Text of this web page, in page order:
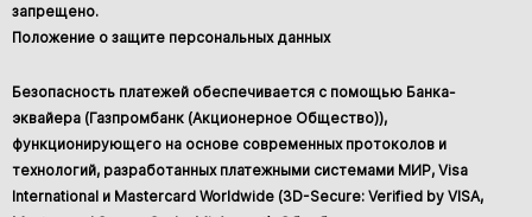
запрещено.
Положение о защите персональных данных
Безопасность платежей обеспечивается с помощью Банка-
эквайера (Газпромбанк (Акционерное Общество)),
функционирующего на основе современных протоколов и
технологий, разработанных платежными системами МИР, Visa
International и Mastercard Worldwide (3D-Secure: Verified by VISA,